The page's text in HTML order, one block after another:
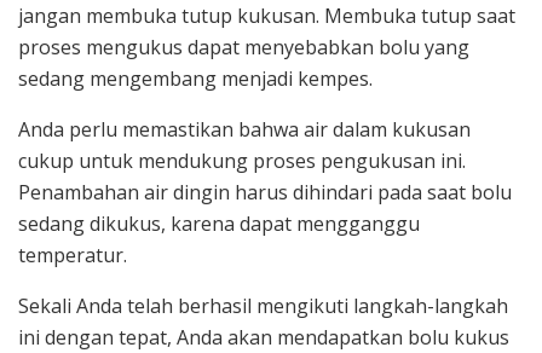
jangan membuka tutup kukusan. Membuka tutup saat
proses mengukus dapat menyebabkan bolu yang
sedang mengembang menjadi kempes.
Anda perlu memastikan bahwa air dalam kukusan
cukup untuk mendukung proses pengukusan ini.
Penambahan air dingin harus dihindari pada saat bolu
sedang dikukus, karena dapat mengganggu
temperatur.
Sekali Anda telah berhasil mengikuti langkah-langkah
ini dengan tepat, Anda akan mendapatkan bolu kukus